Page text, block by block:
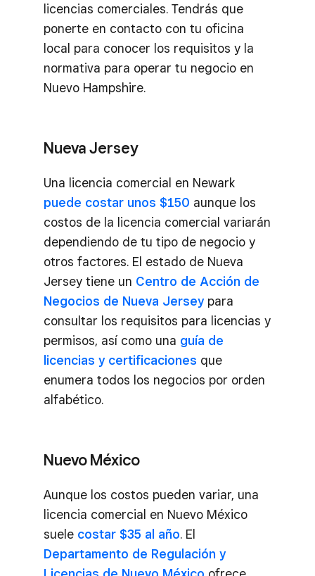
licencias comerciales. Tendrás que
ponerte en contacto con tu oficina
local para conocer los requisitos y la
normativa para operar tu negocio en
Nuevo Hampshire.
Nueva Jersey
Una licencia comercial en Newark
puede costar unos $150 aunque los
costos de la licencia comercial variarán
dependiendo de tu tipo de negocio y
otros factores. El estado de Nueva
Jersey tiene un Centro de Acción de
Negocios de Nueva Jerseypara
consultar los requisitos para licencias y
permisos, así como una guía de
licencias y certificaciones que
enumera todos los negocios por orden
alfabético.
Nuevo México
Aunque los costos pueden variar, una
licencia comercial en Nuevo México
suele costar $35 al año. El
Departamento de Regulación y